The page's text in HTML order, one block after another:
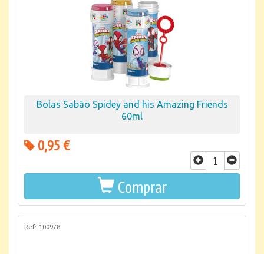
Bolas Sabão Spidey and his Amazing Friends
60ml
0,95 €
Comprar
Refª 100978